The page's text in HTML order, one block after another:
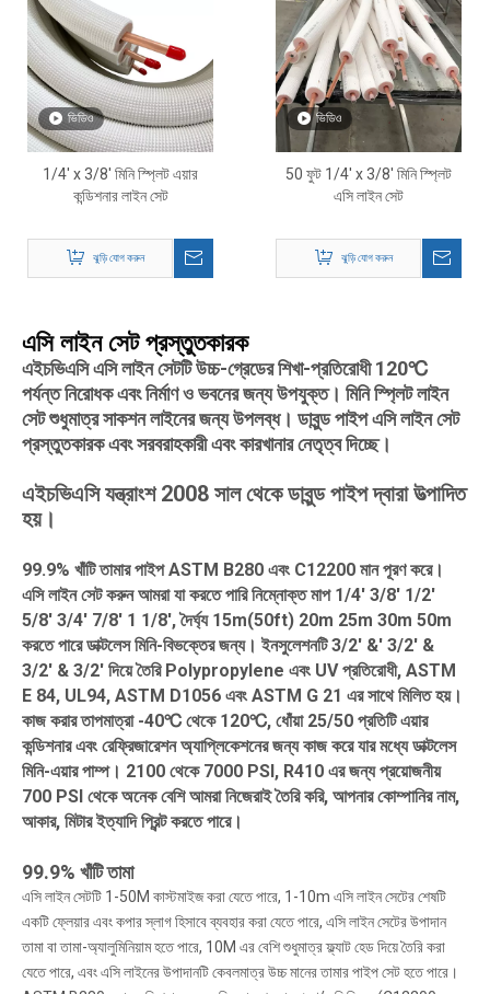
ভিডিও
1/4' x 3/8' মিনি স্প্লিট এয়ার
কন্ডিশনার লাইন সেট
ঝুড়ি যোগ করুন
ভিডিও
50 ফুট 1/4' x 3/8' মিনি স্প্লিট
এসি লাইন সেট
ঝুড়ি যোগ করুন
এসি লাইন সেট প্রস্তুতকারক
এইচভিএসি এসি লাইন সেটটি উচ্চ-গ্রেডের শিখা-প্রতিরোধী 120℃
পর্যন্ত নিরোধক এবং নির্মাণ ও ভবনের জন্য উপযুক্ত। মিনি স্প্লিট লাইন
সেট শুধুমাত্র সাকশন লাইনের জন্য উপলব্ধ। ডাবুন্ড পাইপ এসি লাইন সেট
প্রস্তুতকারক এবং সরবরাহকারী এবং কারখানার নেতৃত্ব দিচ্ছে।
এইচভিএসি যন্ত্রাংশ 2008 সাল থেকে ডাবুন্ড পাইপ দ্বারা উত্পাদিত
হয়।
99.9% খাঁটি তামার পাইপ ASTM B280 এবং C12200 মান পূরণ করে।
এসি লাইন সেট করুন আমরা যা করতে পারি নিম্নোক্ত মাপ 1/4' 3/8' 1/2'
5/8' 3/4' 7/8' 1 1/8', দৈর্ঘ্য 15m(50ft) 20m 25m 30m 50m
করতে পারে ডাক্টলেস মিনি-বিভক্তের জন্য। ইনসুলেশনটি 3/2' &' 3/2' &
3/2' & 3/2' দিয়ে তৈরি Polypropylene এবং UV প্রতিরোধী, ASTM
E 84, UL94, ASTM D1056 এবং ASTM G 21 এর সাথে মিলিত হয়।
কাজ করার তাপমাত্রা -40℃ থেকে 120℃, ধোঁয়া 25/50 প্রতিটি এয়ার
কন্ডিশনার এবং রেফ্রিজারেশন অ্যাপ্লিকেশনের জন্য কাজ করে যার মধ্যে ডাক্টলেস
মিনি-এয়ার পাম্প। 2100 থেকে 7000 PSI, R410 এর জন্য প্রয়োজনীয়
700 PSI থেকে অনেক বেশি আমরা নিজেরাই তৈরি করি, আপনার কোম্পানির নাম,
আকার, মিটার ইত্যাদি প্রিন্ট করতে পারে।
99.9% খাঁটি তামা
এসি লাইন সেটটি 1-50M কাস্টমাইজ করা যেতে পারে, 1-10m এসি লাইন সেটের শেষটি
একটি ফ্লেয়ার এবং কপার স্লাগ হিসাবে ব্যবহার করা যেতে পারে, এসি লাইন সেটের উপাদান
তামা বা তামা-অ্যালুমিনিয়াম হতে পারে, 10M এর বেশি শুধুমাত্র ফ্ল্যাট হেড দিয়ে তৈরি করা
যেতে পারে, এবং এসি লাইনের উপাদানটি কেবলমাত্র উচ্চ মানের তামার পাইপ সেট হতে পারে।